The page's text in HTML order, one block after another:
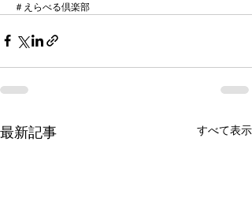
＃えらべる倶楽部
最新記事 すべて表示